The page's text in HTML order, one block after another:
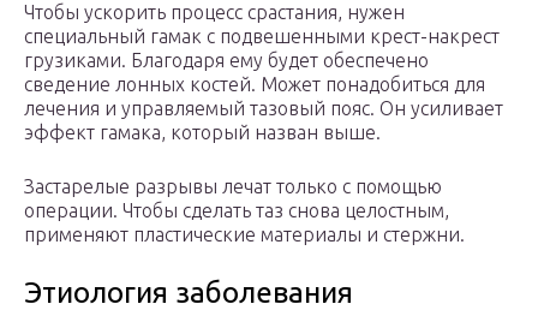
Чтобы ускорить процесс срастания, нужен
специальный гамак с подвешенными крест-накрест
грузиками. Благодаря ему будет обеспечено
сведение лонных костей. Может понадобиться для
лечения и управляемый тазовый пояс. Он усиливает
эффект гамака, который назван выше.
Застарелые разрывы лечат только с помощью
операции. Чтобы сделать таз снова целостным,
применяют пластические материалы и стержни.
Этиология заболевания